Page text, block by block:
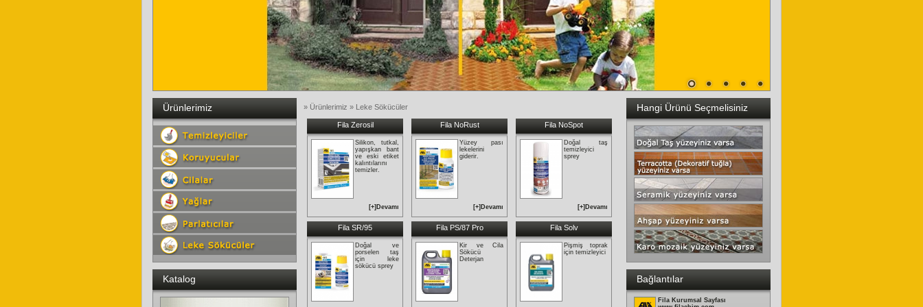
Ürünlerimiz
Katalog
» Ürünlerimiz » Leke Sökücüler
Fila Zerosil
Silikon, tutkal,
yapışkan bant
ve eski etiket
kalıntılarını
temizler.
[+]Devamı
Fila NoRust
Yüzey pası
lekelerini
giderir.
[+]Devamı
Fila NoSpot
Doğal taş
temizleyici
sprey
[+]Devamı
Fila SR/95
Doğal ve
porselen taş
için leke
sökücü sprey
Fila PS/87 Pro
Kir ve Cila
Sökücü
Deterjan
Fila Solv
Pişmiş toprak
için temizleyici
Hangi Ürünü Seçmelisiniz
Bağlantılar
Fila Kurumsal Sayfası